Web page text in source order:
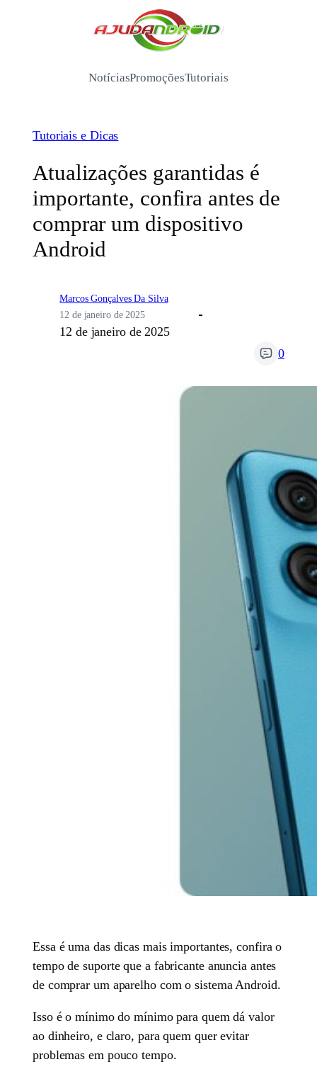
/
NotíciasPromoçõesTutoriais
Tutoriais e Dicas
Atualizações garantidas é
importante, confira antes de
comprar um dispositivo
Android
Marcos Gonçalves Da Silva
12 de janeiro de 2025
12 de janeiro de 2025
0
Essa é uma das dicas mais importantes, confira o
tempo de suporte que a fabricante anuncia antes
de comprar um aparelho com o sistema Android.
Isso é o mínimo do mínimo para quem dá valor
ao dinheiro, e claro, para quem quer evitar
problemas em pouco tempo.